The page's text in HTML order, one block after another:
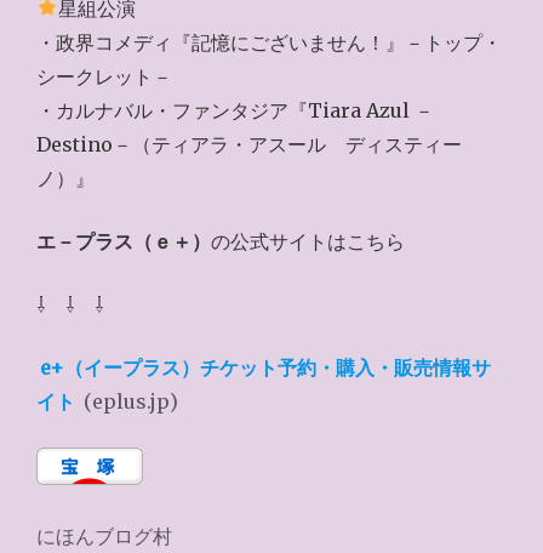
星組公演
・政界コメディ『記憶にございません！』－トップ・
シークレット－
・カルナバル・ファンタジア『Tiara Azul －
Destino－（ティアラ・アスール ディスティー
ノ）』
エ－プラス（ｅ＋） の公式サイトはこちら
⇩ ⇩ ⇩
e+（イープラス）チケット予約・購入・販売情報サ
イト (eplus.jp)
にほんブログ村